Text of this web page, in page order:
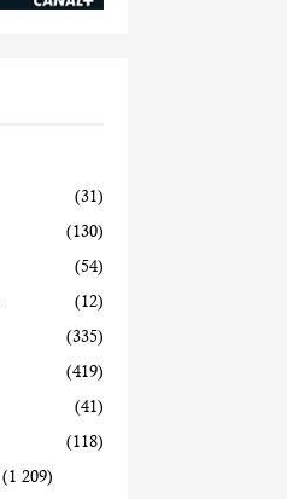
(31)
(130)
(54)
(12)
(335)
(419)
(41)
(118)
(1 209)